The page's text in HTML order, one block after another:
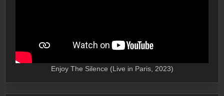
Enjoy The Silence (Live in Paris, 2023)